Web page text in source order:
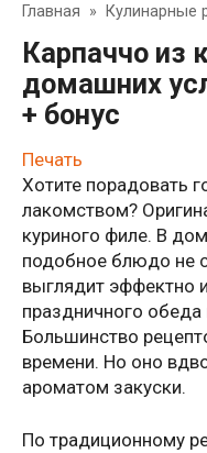
Главная » Кулинарные
Карпаччо из куриного филе в
домашних
+ бонус
Печать
Хотите порадовать
лакомством?
куриного филе. В
подобное блюдо не
выглядит эффектно
праздничного
Большинство
времени. Но оно
ароматом закуски.
По традиционному